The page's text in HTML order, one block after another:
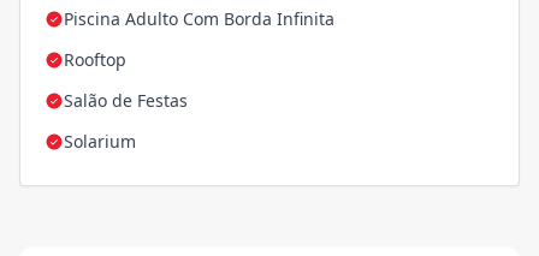
Piscina Adulto Com Borda Infinita
Rooftop
Salão de Festas
Solarium